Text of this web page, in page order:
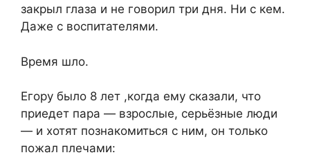
закрыл глаза и не говорил три дня. Ни с кем.
Даже с воспитателями.
Время шло.
Егору было 8 лет ,когда ему сказали, что
приедет пара — взрослые, серьёзные люди
— и хотят познакомиться с ним, он только
пожал плечами: